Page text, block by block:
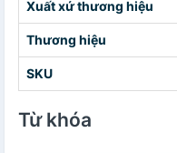
Xuất xứ thương hiệu
Thương hiệu
SKU
Từ khóa